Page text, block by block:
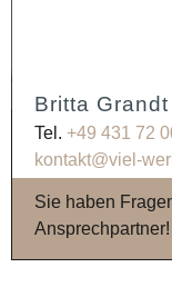
Britta Grandt
Tel. +49 431 72
kontakt@viel-
Sie haben
Ansprechpartner!